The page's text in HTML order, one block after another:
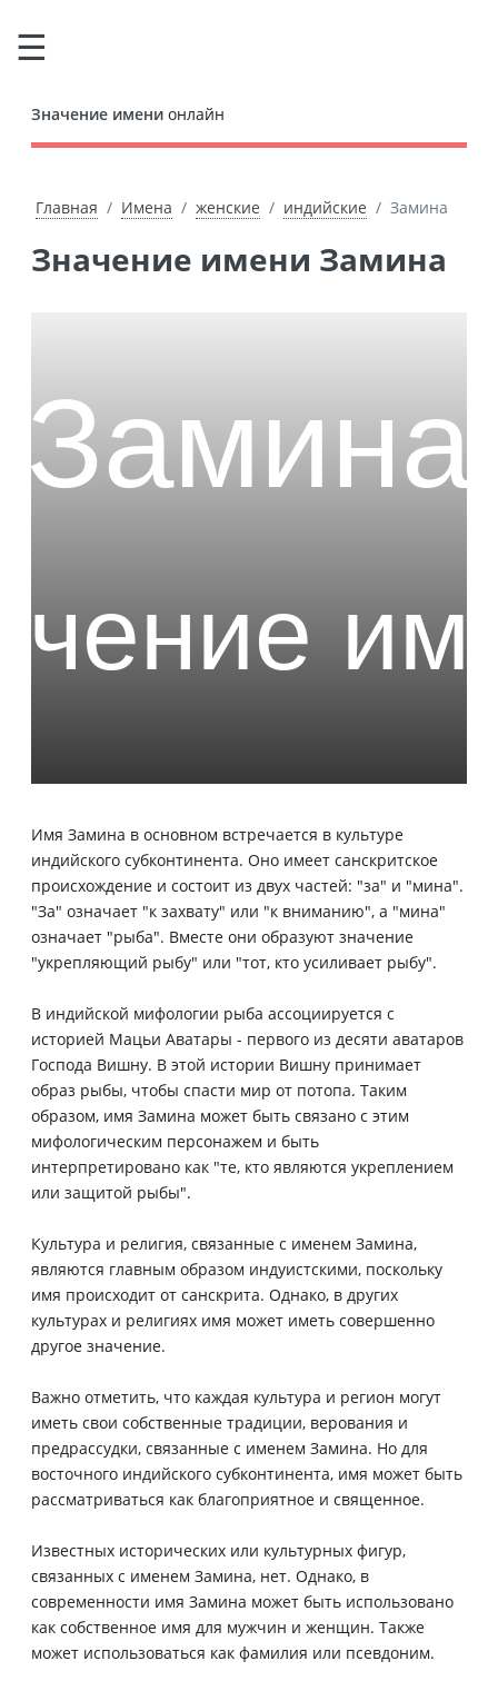
Значение имени онлайн
Главная Имена женские индийские Замина
Значение имени Замина
Имя Замина в основном встречается в культуре
индийского субконтинента. Оно имеет санскритское
происхождение и состоит из двух частей: "за" и "мина".
"За" означает "к захвату" или "к вниманию", а "мина"
означает "рыба". Вместе они образуют значение
"укрепляющий рыбу" или "тот, кто усиливает рыбу".
В индийской мифологии рыба ассоциируется с
историей Мацьи Аватары - первого из десяти аватаров
Господа Вишну. В этой истории Вишну принимает
образ рыбы, чтобы спасти мир от потопа. Таким
образом, имя Замина может быть связано с этим
мифологическим персонажем и быть
интерпретировано как "те, кто являются укреплением
или защитой рыбы".
Культура и религия, связанные с именем Замина,
являются главным образом индуистскими, поскольку
имя происходит от санскрита. Однако, в других
культурах и религиях имя может иметь совершенно
другое значение.
Важно отметить, что каждая культура и регион могут
иметь свои собственные традиции, верования и
предрассудки, связанные с именем Замина. Но для
восточного индийского субконтинента, имя может быть
рассматриваться как благоприятное и священное.
Известных исторических или культурных фигур,
связанных с именем Замина, нет. Однако, в
современности имя Замина может быть использовано
как собственное имя для мужчин и женщин. Также
может использоваться как фамилия или псевдоним.